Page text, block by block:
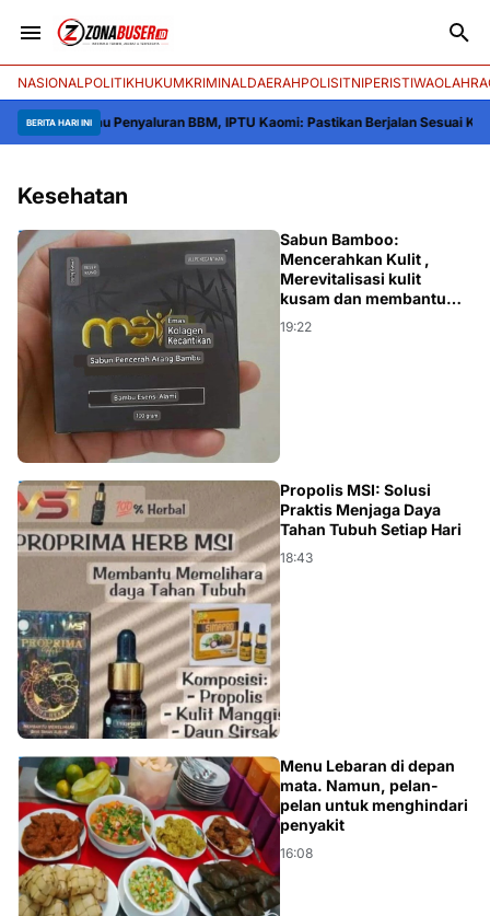
NASIONALPOLITIKHUKUMKRIMINALDAERAHPOLISITNIPERISTIWA
BERITA HARI INI
Pantau Penyaluran BBM, IPTU Kaomi: Pastikan Berjalan Sesuai Ketentuan
Kesehatan
KESEHATAN
Sabun Bamboo:
Mencerahkan Kulit ,
Merevitalisasi kulit
kusam dan membantu
mencerahkan wajah
19:22
KESEHATAN
Propolis MSI: Solusi
Praktis Menjaga Daya
Tahan Tubuh Setiap Hari
18:43
KESEHATAN
Menu Lebaran di depan
mata. Namun, pelan-
pelan untuk menghindari
penyakit
16:08